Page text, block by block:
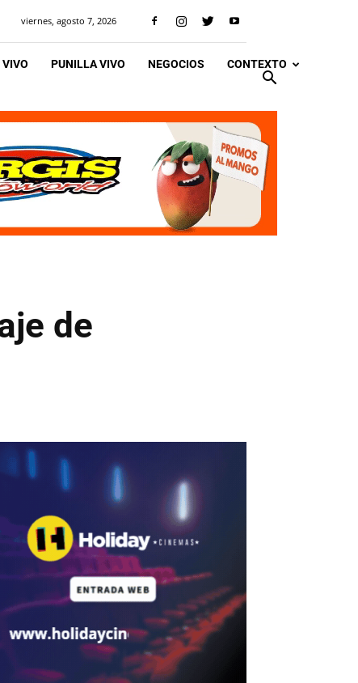
viernes, agosto 7, 2026
VIVO PUNILLA VIVO NEGOCIOS CONTEXTO
de